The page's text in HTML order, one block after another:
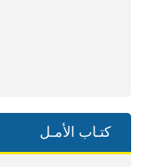
كتـاب الأمـل